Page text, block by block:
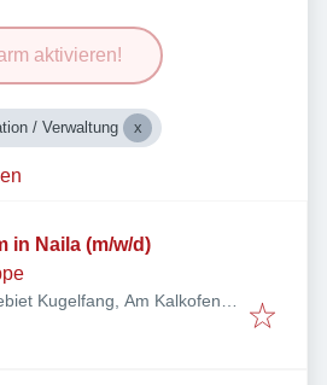
aktivieren!
/ Verwaltung
in Naila (m/w/d)
Kugelfang, Am Kalkofen
Deutschland